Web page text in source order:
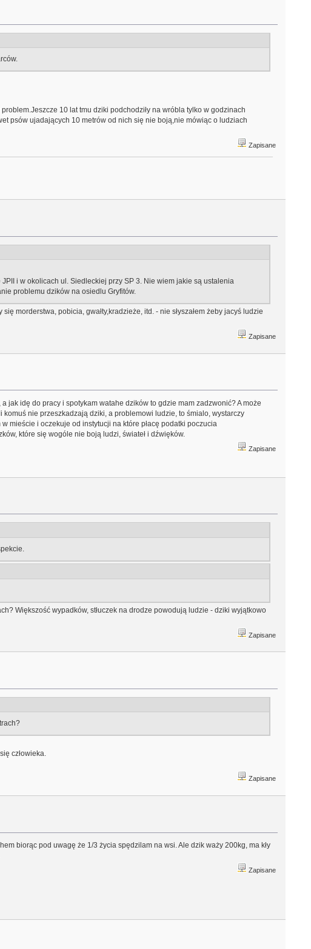
10 lat tmu dziki podchodziły na wróbla tylko w godzinach
psów ujadających 10 metrów od nich się nie boją,nie mówiąc o ludziach
Zapisane
i w okolicach ul. Siedleckiej przy SP 3. Nie wiem jakie są ustalenia
problemu dzików na osiedlu Gryfitów.
morderstwa, pobicia, gwałty,kradzieże, itd. - nie słyszałem żeby jacyś ludzie
Zapisane
jak idę do pracy i spotykam watahe dzików to gdzie mam zadzwonić? A może
nie przeszkadzają dziki, a problemowi ludzie, to śmialo, wystarczy
mieście i oczekuje od instytucji na które płacę podatki poczucia
które się wogóle nie boją ludzi, świateł i dźwięków.
Zapisane
Większość wypadków, stłuczek na drodze powodują ludzie - dziki wyjątkowo
Zapisane
człowieka.
Zapisane
biorąc pod uwagę że 1/3 życia spędzilam na wsi. Ale dzik waży 200kg, ma kły
Zapisane